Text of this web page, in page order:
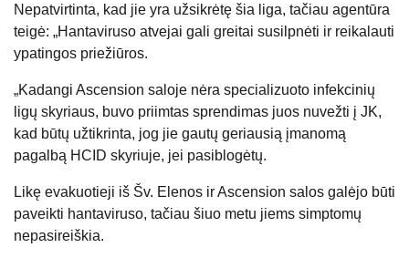
Nepatvirtinta, kad jie yra užsikrėtę šia liga, tačiau agentūra
teigė: „Hantaviruso atvejai gali greitai susilpnėti ir reikalauti
ypatingos priežiūros.
„Kadangi Ascension saloje nėra specializuoto infekcinių
ligų skyriaus, buvo priimtas sprendimas juos nuvežti į JK,
kad būtų užtikrinta, jog jie gautų geriausią įmanomą
pagalbą HCID skyriuje, jei pasiblogėtų.
Likę evakuotieji iš Šv. Elenos ir Ascension salos galėjo būti
paveikti hantaviruso, tačiau šiuo metu jiems simptomų
nepasireiškia.